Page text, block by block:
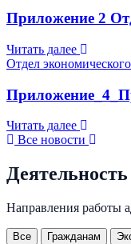
Приложение 2
Читать далее
Отдел
Читать далее
Все новости
Деятельность
Направления работы
Все Гражданам